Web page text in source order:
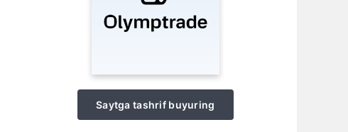
Saytga tashrif buyuring